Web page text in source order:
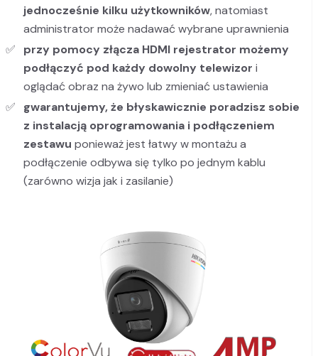
jednocześnie kilku użytkowników, natomiast
administrator może nadawać wybrane uprawnienia
przy pomocy złącza HDMI rejestrator możemy
podłączyć pod każdy dowolny telewizor i
oglądać obraz na żywo lub zmieniać ustawienia
gwarantujemy, że błyskawicznie poradzisz sobie
z instalacją oprogramowania i podłączeniem
zestawu ponieważ jest łatwy w montażu a
podłączenie odbywa się tylko po jednym kablu
(zarówno wizja jak i zasilanie)